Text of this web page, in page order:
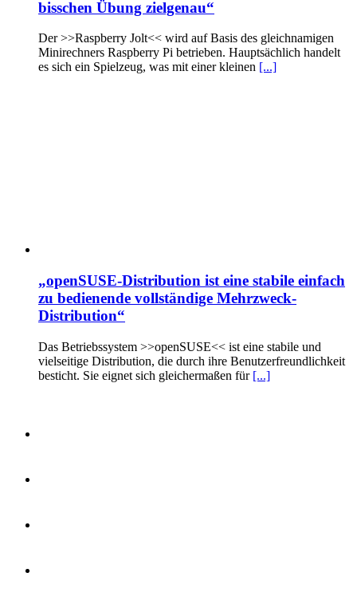
bisschen Übung zielgenau“
Der >>Raspberry Jolt<< wird auf Basis des gleichnamigen
Minirechners Raspberry Pi betrieben. Hauptsächlich handelt
es sich ein Spielzeug, was mit einer kleinen [...]
„openSUSE-Distribution ist eine stabile einfach
zu bedienende vollständige Mehrzweck-
Distribution“
Das Betriebssystem >>openSUSE<< ist eine stabile und
vielseitige Distribution, die durch ihre Benutzerfreundlichkeit
besticht. Sie eignet sich gleichermaßen für [...]